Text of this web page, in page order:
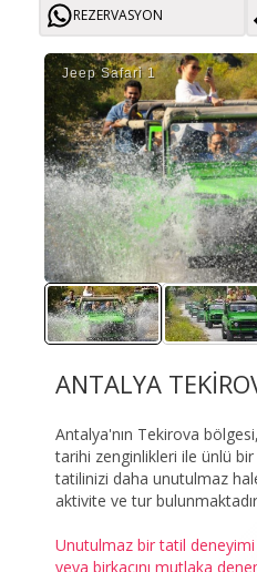
REZERVASYON
Jeep Safari̇ 1
ANTALYA
Antalya'nın Tekirova
tarihi zenginlikleri ile ünlü
tatilinizi daha unutulmaz
aktivite ve tur
Unutulmaz bir tatil
veya birkaçını mutlaka